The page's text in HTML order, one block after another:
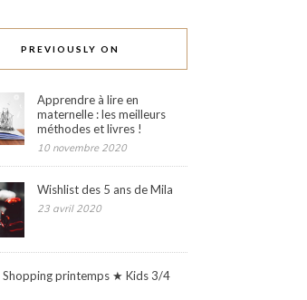
PREVIOUSLY ON
Apprendre à lire en
maternelle : les meilleurs
méthodes et livres !
10 novembre 2020
Wishlist des 5 ans de Mila
23 avril 2020
Shopping printemps ★ Kids 3/4